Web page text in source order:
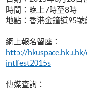
時間：晚上7時至8時
地點：香港金鐘道95
網上報名留座：
http://
intlfest2015s
傳媒查詢：